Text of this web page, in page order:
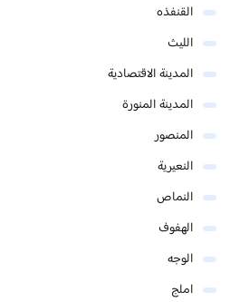
القنفذه
الليث
المدينة الاقتصادية
المدينة المنورة
المنصور
النعيرية
النماص
الهفوف
الوجه
املج